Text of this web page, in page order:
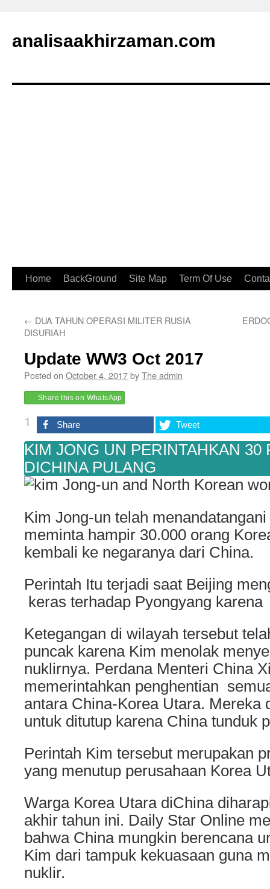
analisaakhirzaman.com
Home BackGround Site Map Term Of Use
← DUA TAHUN OPERASI MILITER RUSIA
DISURIAH
Update WW3 Oct 2017
Posted on October 4, 2017byThe admin
Share this on WhatsApp
1 Share Tweet
KIM JONG UN PERINTAHKAN 30
DICHINA PULANG
Kim Jong-un telah
meminta hampir 30.000 orang
kembali ke negaranya dari China.
Perintah Itu terjadi saat Beijing
keras terhadap Pyongyang
Ketegangan di wilayah tersebut
puncak karena Kim menolak
nuklirnya. Perdana Menteri China
memerintahkan penghentian
antara China-Korea Utara. Mereka
untuk ditutup karena China tunduk
Perintah Kim tersebut merupakan
yang menutup perusahaan Korea
Warga Korea Utara diChina
akhir tahun ini. Daily Star Online
bahwa China mungkin berencana
Kim dari tampuk kekuasaan guna
nuklir.